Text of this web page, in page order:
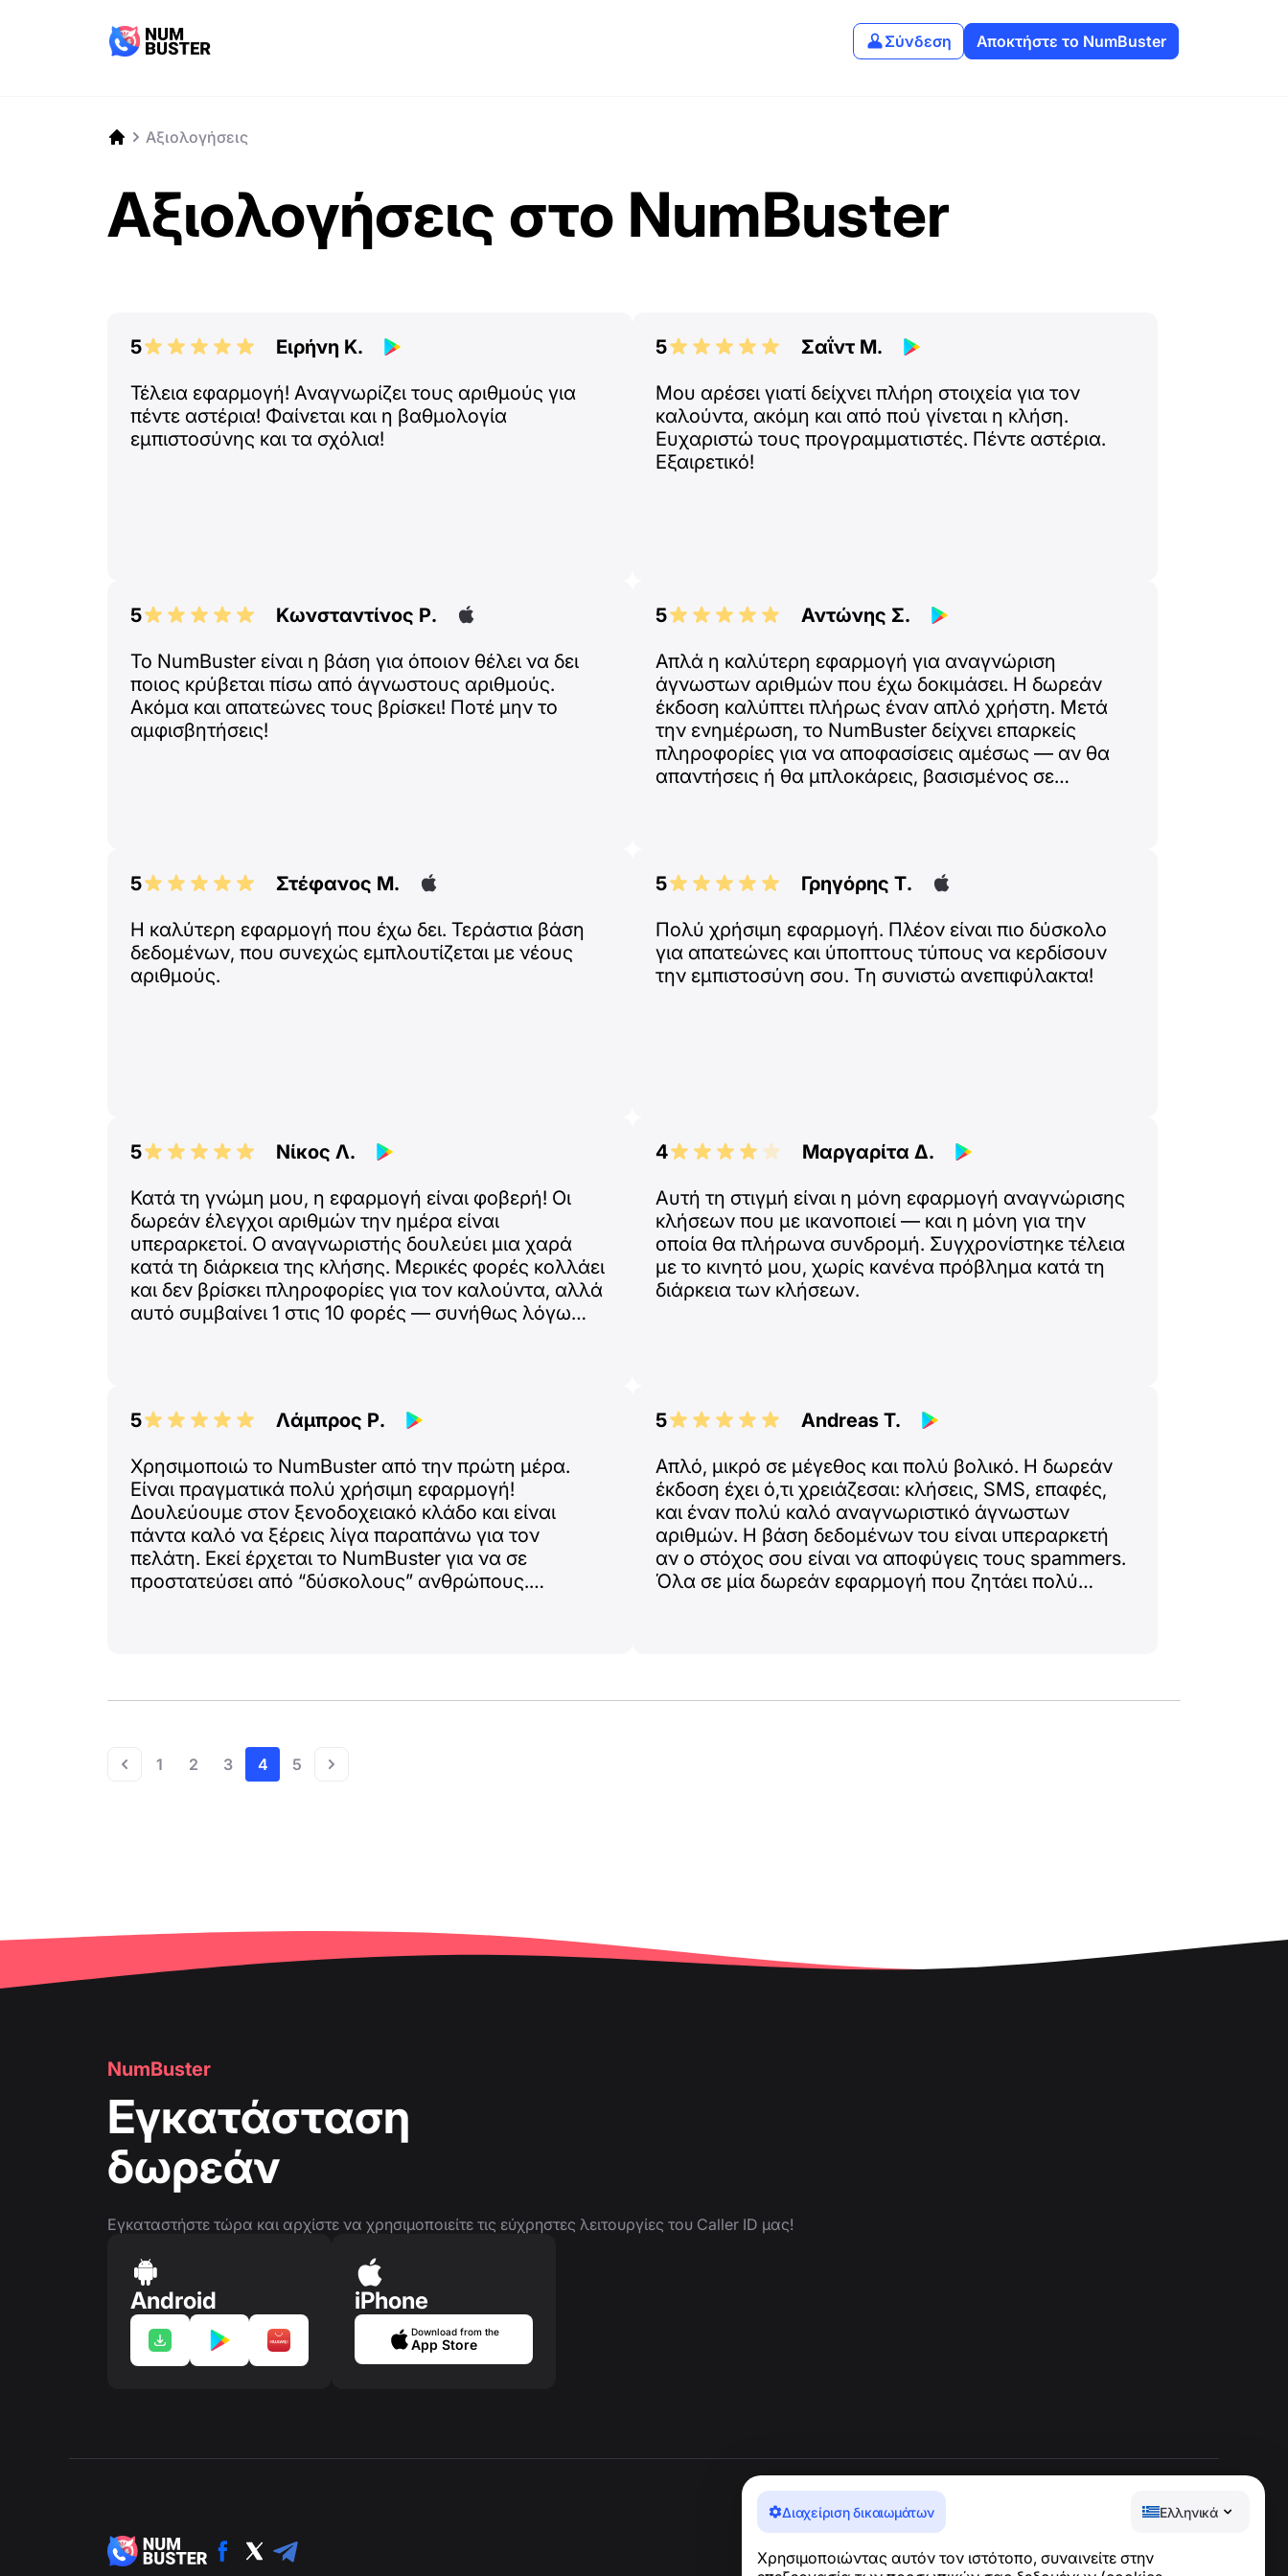
Σύνδεση Αποκτήστε το NumBuster
Διαχείριση δικαιωμάτων Ελληνικά
Χρησιμοποιώντας αυτόν τον ιστότοπο, συναινείτε στην
Αξιολογήσεις
Αξιολογήσεις στο NumBuster
5
Ειρήνη Κ.
Τέλεια εφαρμογή! Αναγνωρίζει τους αριθμούς για
πέντε αστέρια! Φαίνεται και η βαθμολογία
εμπιστοσύνης και τα σχόλια!
5
Σαΐντ Μ.
Μου αρέσει γιατί δείχνει πλήρη στοιχεία για τον
καλούντα, ακόμη και από πού γίνεται η κλήση.
Ευχαριστώ τους προγραμματιστές. Πέντε αστέρια.
Εξαιρετικό!
5
Κωνσταντίνος Ρ.
Το NumBuster είναι η βάση για όποιον θέλει να δει
ποιος κρύβεται πίσω από άγνωστους αριθμούς.
Ακόμα και απατεώνες τους βρίσκει! Ποτέ μην το
αμφισβητήσεις!
5
Αντώνης Σ.
Απλά η καλύτερη εφαρμογή για αναγνώριση
άγνωστων αριθμών που έχω δοκιμάσει. Η δωρεάν
έκδοση καλύπτει πλήρως έναν απλό χρήστη. Μετά
την ενημέρωση, το NumBuster δείχνει επαρκείς
πληροφορίες για να αποφασίσεις αμέσως — αν θα
απαντήσεις ή θα μπλοκάρεις, βασισμένος σε
5
Στέφανος Μ.
Η καλύτερη εφαρμογή που έχω δει. Τεράστια βάση
δεδομένων, που συνεχώς εμπλουτίζεται με νέους
αριθμούς.
5
Γρηγόρης Τ.
Πολύ χρήσιμη εφαρμογή. Πλέον είναι πιο δύσκολο
για απατεώνες και ύποπτους τύπους να κερδίσουν
την εμπιστοσύνη σου. Τη συνιστώ ανεπιφύλακτα!
5
Νίκος Λ.
Κατά τη γνώμη μου, η εφαρμογή είναι φοβερή! Οι
δωρεάν έλεγχοι αριθμών την ημέρα είναι
υπεραρκετοί. Ο αναγνωριστής δουλεύει μια χαρά
κατά τη διάρκεια της κλήσης. Μερικές φορές κολλάει
και δεν βρίσκει πληροφορίες για τον καλούντα, αλλά
αυτό συμβαίνει 1 στις 10 φορές — συνήθως λόγω
4
Μαργαρίτα Δ.
Αυτή τη στιγμή είναι η μόνη εφαρμογή αναγνώρισης
κλήσεων που με ικανοποιεί — και η μόνη για την
οποία θα πλήρωνα συνδρομή. Συγχρονίστηκε τέλεια
με το κινητό μου, χωρίς κανένα πρόβλημα κατά τη
διάρκεια των κλήσεων.
5
Λάμπρος Ρ.
Χρησιμοποιώ το NumBuster από την πρώτη μέρα.
Είναι πραγματικά πολύ χρήσιμη εφαρμογή!
Δουλεύουμε στον ξενοδοχειακό κλάδο και είναι
πάντα καλό να ξέρεις λίγα παραπάνω για τον
πελάτη. Εκεί έρχεται το NumBuster για να σε
προστατεύσει από “δύσκολους” ανθρώπους.
5
Andreas T.
Απλό, μικρό σε μέγεθος και πολύ βολικό. Η δωρεάν
έκδοση έχει ό,τι χρειάζεσαι: κλήσεις, SMS, επαφές,
και έναν πολύ καλό αναγνωριστικό άγνωστων
αριθμών. Η βάση δεδομένων του είναι υπεραρκετή
αν ο στόχος σου είναι να αποφύγεις τους spammers.
Όλα σε μία δωρεάν εφαρμογή που ζητάει πολύ
πληροφορίες για αριθμούς :)
1 2 3 4 5
NumBuster
Εγκατάσταση
δωρεάν
Εγκαταστήστε τώρα και αρχίστε να χρησιμοποιείτε τις εύχρηστες λειτουργίες του Caller ID μας!
Android iPhone
Download from the
App Store
Ειδήσεις και Άρθρα